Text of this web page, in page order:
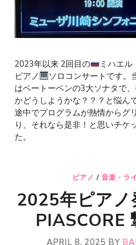
2023年以来 2回目の
ミハエ
ピアノ
ソロコンサートです。
はベートーベンの3大ソナタで
かどうしようかな？？？と悩ん
途中でプログラムが熱情からグ
り、それなら是非！と思いチケ
た。
ピアノ / 音楽・ラ
2025年ピア
PIASCORE
APRIL 8, 2025 BY